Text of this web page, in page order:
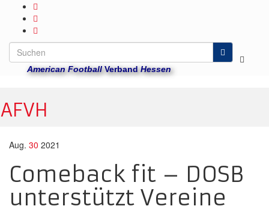
American FootballVerbandHessen
AFVH
Aug. 30 2021
Comeback fit – DOSB
unterstützt Vereine